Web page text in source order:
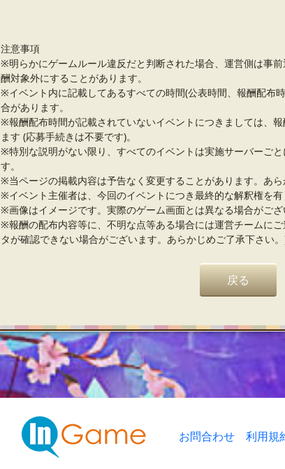
注意事項
※明らかにゲームルール違反だと判断された場合、運営側は事
酬対象外にすることがあります。
※イベント内に記載してあるすべての時間(公表時間、報酬配布
合があります。
※報酬配布時間が記載されていないイベントにつきましては、
ます (応募手続きは不要です)。
※特別な説明がない限り、すべてのイベントは実施サーバーご
す。
※当ページの掲載内容は予告なく変更することがあります。あら
※イベント主催者は、今回のイベントにつき最終的な解釈権を有
※画像はイメージです。実際のゲーム画面とは異なる場合がござ
※報酬の配布内容等に、不明な点等ある場合には運営チームに
タが確認できない場合がございます。あらかじめご了承下さい
戻る
お問合わせ 利用規